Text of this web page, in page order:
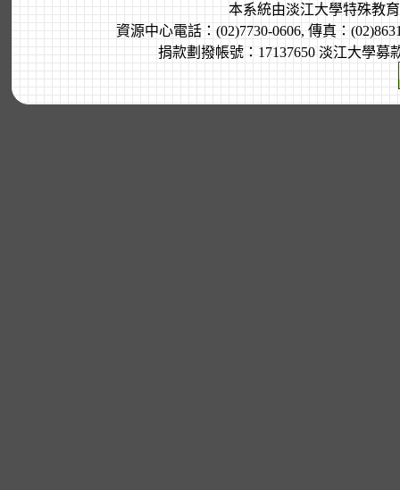
本系統由淡江大學特殊教
資源中心電話：(02)7730-0606, 傳真：
捐款劃撥帳號：17137650 淡江大學